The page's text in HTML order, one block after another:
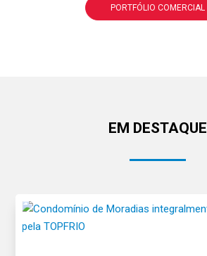
PORTFÓLIO COMERCIAL
EM DESTAQUE